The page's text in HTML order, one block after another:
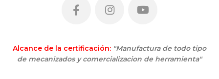
Alcance de la certificación: "Manufactura de todo tipo
de mecanizados y comercializacion de herramienta"